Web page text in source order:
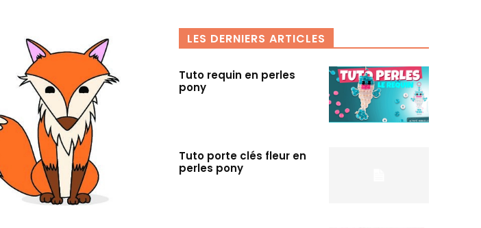
LES DERNIERS ARTICLES
Tuto requin en perles
pony
Tuto porte clés fleur en
perles pony